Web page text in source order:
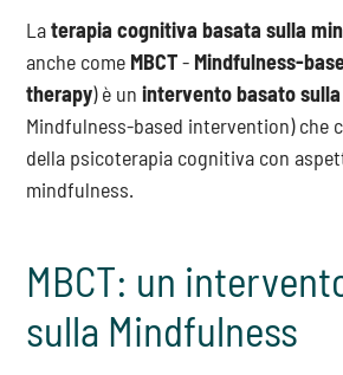
Laterapia cognitiva basata sulla
anche come MBCT- Mindfulness-
therapy) è unintervento basato
Mindfulness-based intervention) che
della psicoterapia cognitiva con
mindfulness.
MBCT: un
sulla Mindfulness